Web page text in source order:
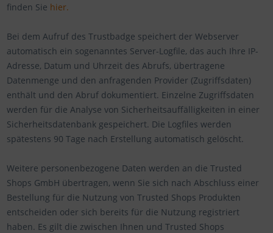
finden Sie hier.
Bei dem Aufruf des Trustbadge speichert der Webserver
automatisch ein sogenanntes Server-Logfile, das auch Ihre IP-
Adresse, Datum und Uhrzeit des Abrufs, übertragene
Datenmenge und den anfragenden Provider (Zugriffsdaten)
enthält und den Abruf dokumentiert. Einzelne Zugriffsdaten
werden für die Analyse von Sicherheitsauffälligkeiten in einer
Sicherheitsdatenbank gespeichert. Die Logfiles werden
spätestens 90 Tage nach Erstellung automatisch gelöscht.
Weitere personenbezogene Daten werden an die Trusted
Shops GmbH übertragen, wenn Sie sich nach Abschluss einer
Bestellung für die Nutzung von Trusted Shops Produkten
entscheiden oder sich bereits für die Nutzung registriert
haben. Es gilt die zwischen Ihnen und Trusted Shops